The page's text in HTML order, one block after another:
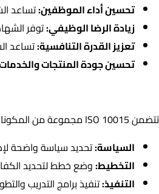
تحسين أداء الموظفين:تساعد
زيادة الرضا الوظيفي:توفر
تعزيز القدرة التنافسية:تساعد
تحسين جودة المنتجات
تتضمن ISO 10015 مجموعة من المكونات الرئيسية، بما في ذلك:
السياسة:تحديد سياسة واضحة
التخطيط:وضع خطط لتحديد
التنفيذ:تنفيذ برامج التدريب